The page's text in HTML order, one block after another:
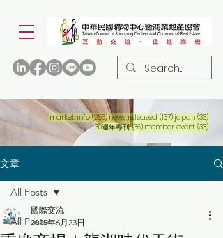
market info (256)256 篇文章
news released (137)137 篇文章
japan (36)36 篇
30週年專刊 (36)36 篇文章
member event (33)33 篇
文章
All Posts
All Posts
國際交流
2025年6月23日